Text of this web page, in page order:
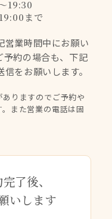
19:30
まで
営業時間中にお願い
約の場合も、下記
信をお願いします。
りますのでご予約や
また営業の電話は固
了後、
いします